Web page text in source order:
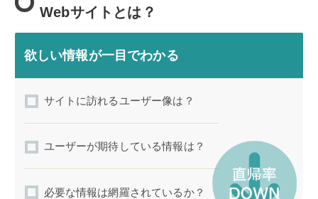
Webサイトとは？
欲しい情報が一目でわかる
サイトに訪れるユーザー像は？
ユーザーが期待している情報は？
必要な情報は網羅されているか？